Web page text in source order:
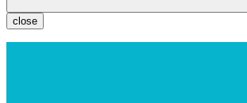
close